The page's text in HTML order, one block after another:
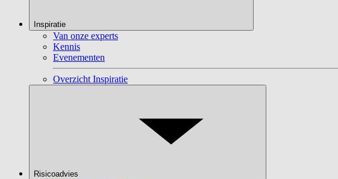
Inspiratie
Van onze experts
Kennis
Evenementen
Overzicht Inspiratie
Risicoadvies